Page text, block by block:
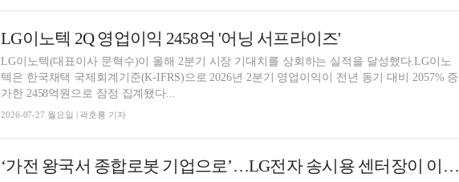
LG이노텍 2Q 영업이익 2458억 '어닝 서프라이즈'
LG이노텍(대표이사 문혁수)이 올해 2분기 시장 기대치를 상회하는 실적을 달성했다.LG이노
텍은 한국채택 국제회계기준(K-IFRS)으로 2026년 2분기 영업이익이 전년 동기 대비 2057% 증
가한 2458억원으로 잠정 집계됐다...
2026-07-27 월요일 | 곽호룡 기자
‘가전 왕국서 종합로봇 기업으로’…LG전자 송시용 센터장이 이끈다